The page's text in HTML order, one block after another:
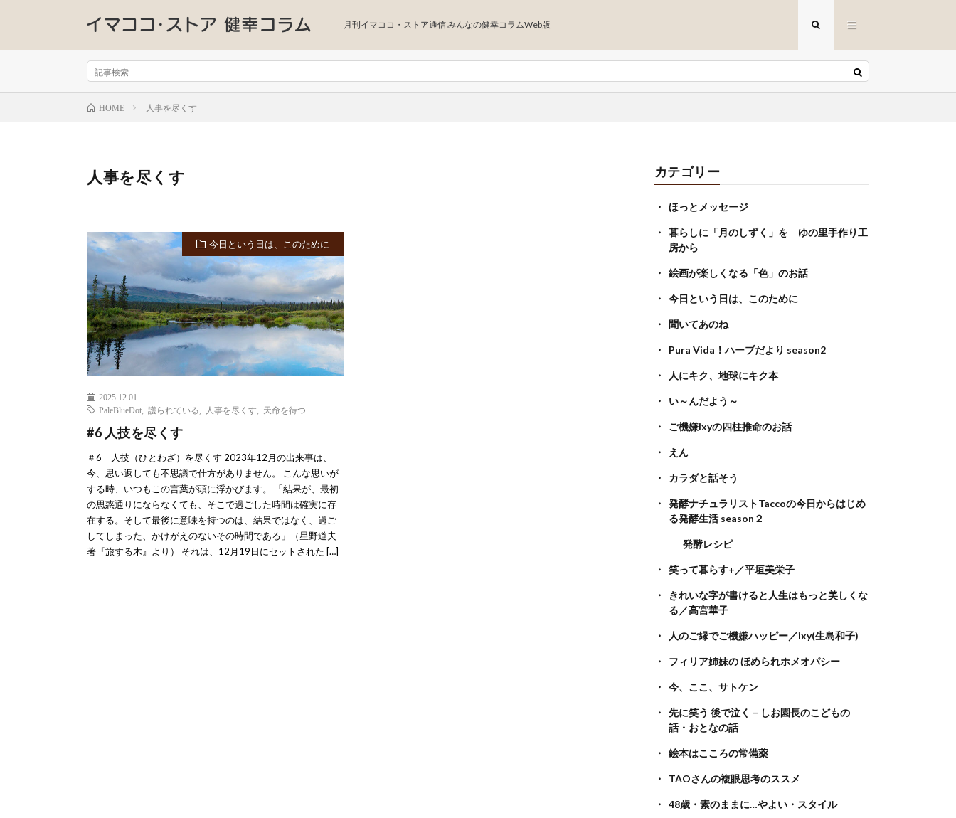
月刊イマココ・ストア通信 みんなの健幸コラムWeb版
HOME 人事を尽くす
人事を尽くす
今日という日は、このために
2025.12.01
PaleBlueDot
護られている 人事を尽くす 天命を待つ
#6 人技を尽くす
＃6 人技（ひとわざ）を尽くす 2023年12月の出来事は、
今、思い返しても不思議で仕方がありません。 こんな思いが
する時、いつもこの言葉が頭に浮かびます。 「結果が、最初
の思惑通りにならなくても、そこで過ごした時間は確実に存
在する。そして最後に意味を持つのは、結果ではなく、過ご
してしまった、かけがえのないその時間である」（星野道夫
著『旅する木』より） それは、12月19日にセットされた […]
カテゴリー
ほっとメッセージ
暮らしに「月のしずく」を ゆの里手作り工
房から
絵画が楽しくなる「色」のお話
今日という日は、このために
聞いてあのね
Pura Vida！ハーブだより season2
人にキク、地球にキク本
い～んだよう～
ご機嫌ixyの四柱推命のお話
えん
カラダと話そう
発酵ナチュラリストTaccoの今日からはじめ
る発酵生活 season２
発酵レシピ
笑って暮らす+／平垣美栄子
きれいな字が書けると人生はもっと美しくな
る／高宮華子
人のご縁でご機嫌ハッピー／ixy(生島和子)
フィリア姉妹の ほめられホメオパシー
今、ここ、サトケン
先に笑う 後で泣く – しお園長のこどもの
話・おとなの話
絵本はこころの常備薬
TAOさんの複眼思考のススメ
48歳・素のままに…やよい・スタイル